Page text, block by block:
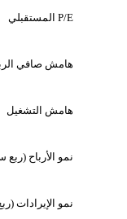
P/E المستقبلي
هامش صافي
هامش التشغيل
نمو الأرباح (ربع
نمو الإيرادات